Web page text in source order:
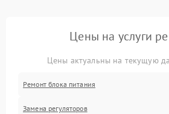
Цены на услуги
Цены актуальны на текущую
Ремонт блока питания
Замена регуляторов